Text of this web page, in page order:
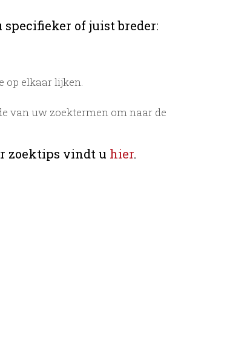
of juist breder:
op elkaar lijken.
van uw zoektermen om naar de
zoektips vindt u hier.